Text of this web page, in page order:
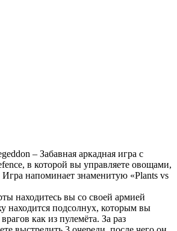
– Забавная аркадная игра с
в которой вы управляете овощами,
Игра напоминает знаменитую «Plants vs
находитесь вы со своей армией
находится подсолнух, которым вы
как из пулемёта. За раз